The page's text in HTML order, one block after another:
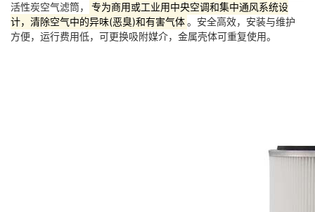
活性炭空气滤筒，
专为商用或工业用中央空调和集中通风系统设
计，清除空气中的异味(恶臭)和有害气体。安全高效，安装与维护
方便，运行费用低，可更换吸附媒介，金属壳体可重复使用。